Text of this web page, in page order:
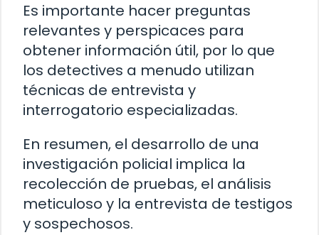
Es importante hacer preguntas
relevantes y perspicaces para
obtener información útil, por lo que
los detectives a menudo utilizan
técnicas de entrevista y
interrogatorio especializadas.
En resumen, el desarrollo de una
investigación policial implica la
recolección de pruebas, el análisis
meticuloso y la entrevista de testigos
y sospechosos.